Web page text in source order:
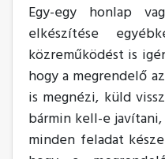
Egy-egy honlap
elkészítése
közreműködést is
hogy a megrendelő
is megnézi, küld
bármin kell-e
minden feladat